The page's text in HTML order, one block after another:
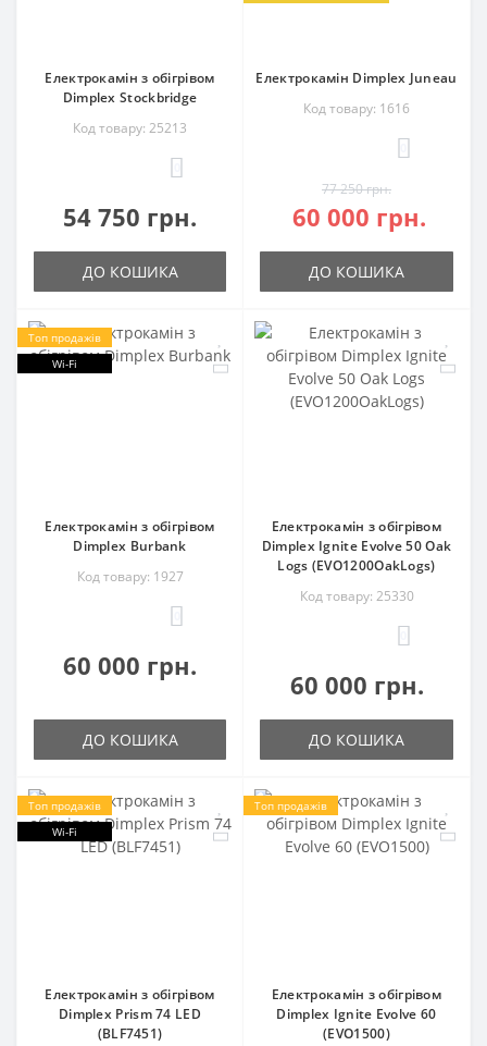
Електрокамін з обігрівом
Dimplex Stockbridge
Код товару: 25213
54 750 грн.
ДО КОШИКА
Електрокамін Dimplex Juneau
Код товару: 1616
77 250 грн.
60 000 грн.
ДО КОШИКА
Топ продажів
Wi-Fi
Електрокамін з обігрівом
Dimplex Burbank
Код товару: 1927
60 000 грн.
ДО КОШИКА
Електрокамін з обігрівом
Dimplex Ignite Evolve 50 Oak
Logs (EVO1200OakLogs)
Код товару: 25330
60 000 грн.
ДО КОШИКА
Топ продажів
Wi-Fi
Електрокамін з обігрівом
Dimplex Prism 74 LED
(BLF7451)
Топ продажів
Електрокамін з обігрівом
Dimplex Ignite Evolve 60
(EVO1500)